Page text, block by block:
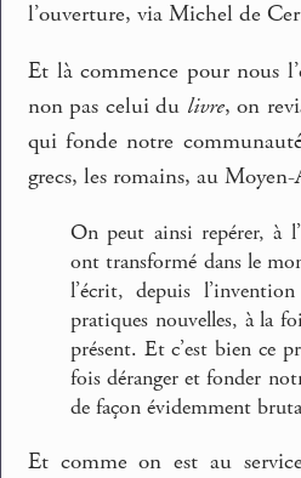
l’ouverture, via Michel de
Et là commence pour nous
non pas celui du livre, on
qui fonde notre
grecs, les romains, au
On peut ainsi repérer, à
ont transformé dans le
l’écrit, depuis
pratiques nouvelles, à la
présent. Et c’est bien ce
fois déranger et fonder
de façon évidemment
Et comme on est au